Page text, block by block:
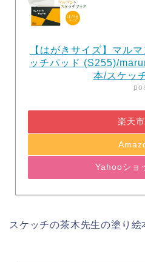
【はがきサイズ】マル
ッチパッド (S255)/
本/スケッ
楽天
Yahooショ
スケッチの茶木先生の塗り絵